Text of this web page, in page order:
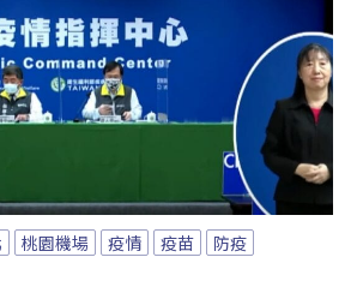
桃園機場 疫情 疫苗
防疫